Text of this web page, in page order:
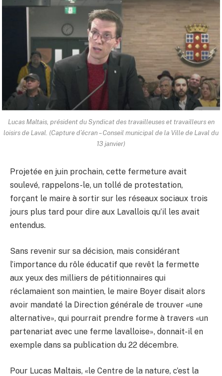
Lucas Maltais, président du Syndicat des travailleuses et travailleurs en
loisirs de Laval. (Capture d’écran – Conseil municipal de la Ville de Laval du
13 janvier)
Projetée en juin prochain, cette fermeture avait
soulevé, rappelons-le, un tollé de protestation,
forçant le maire à sortir sur les réseaux sociaux trois
jours plus tard pour dire aux Lavallois qu’il les avait
entendus.
Sans revenir sur sa décision, mais considérant
l’importance du rôle éducatif que revêt la fermette
aux yeux des milliers de pétitionnaires qui
réclamaient son maintien, le maire Boyer disait alors
avoir mandaté la Direction générale de trouver «une
alternative», qui pourrait prendre forme à travers «un
partenariat avec une ferme lavalloise», donnait-il en
exemple dans sa publication du 22 décembre.
Pour Lucas Maltais, «le Centre de la nature, c’est la